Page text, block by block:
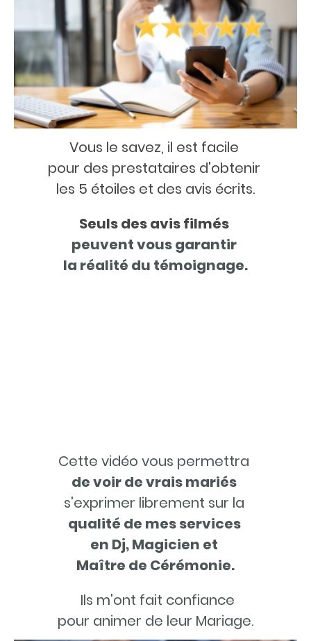
Vous le savez, il est facile
pour des prestataires d'obtenir
les 5 étoiles et des avis écrits.
Seuls des avis filmés
peuvent vous garantir
la réalité du témoignage.
Cette vidéo vous permettra
de voir de vrais mariés
s'exprimer librement sur la
qualité de mes services
en Dj, Magicien et
Maître de Cérémonie.
Ils m'ont fait confiance
pour animer de leur Mariage.